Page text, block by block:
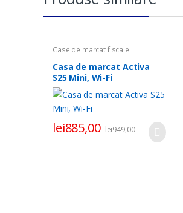
Case de marcat fiscale
Casa de marcat Activa
S25 Mini, Wi-Fi
lei885,00 lei949,00